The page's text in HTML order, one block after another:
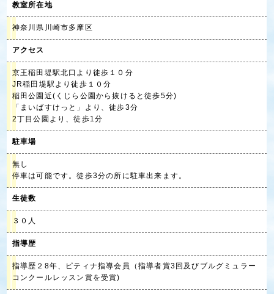
教室所在地
神奈川県川崎市多摩区
アクセス
京王稲田堤駅北口より徒歩１０分
JR稲田堤駅より徒歩１０分
稲田公園近(くじら公園から抜けると徒歩5分)
「まいばすけっと」より、徒歩3分
2丁目公園より、徒歩1分
駐車場
無し
停車は可能です。徒歩3分の所に駐車出来ます。
生徒数
３０人
指導歴
指導歴２8年、ピティナ指導会員（指導者賞3回及びブルグミュラー
コンクールレッスン賞を受賞)